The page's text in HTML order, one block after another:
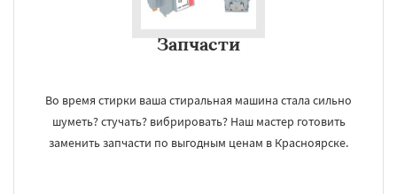
Запчасти
Во время стирки ваша стиральная машина стала сильно
шуметь? стучать? вибрировать? Наш мастер готовить
заменить запчасти по выгодным ценам в Красноярске.